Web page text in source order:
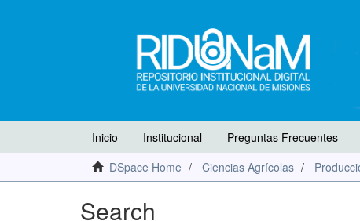
Inicio Institucional Preguntas Frecuentes
DSpace Home
Ciencias Agrícolas
Search